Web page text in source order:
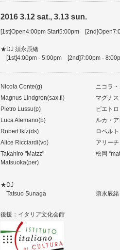
2016 3.12 sat., 3.13 sun.
[1st]Open4:00pm Start5:00pm
★DJ 須永辰緒
[1st]4:00pm - 5:00pm [2nd]7:00pm -
Nicola Conte(g)
ニコラ
Magnus Lindgren(sax,fl)
マグナ
Pietro Lussu(p)
ピエト
Luca Alemano(b)
ルカ・
Robert Ikiz(ds)
ロベル
Alice Ricciardi(vo)
アリー
Takahiro "Matzz"
Matsuoka(per)
松岡
★DJ
Tatsuo Sunaga
須永辰緒
後援：イタリア文化会館